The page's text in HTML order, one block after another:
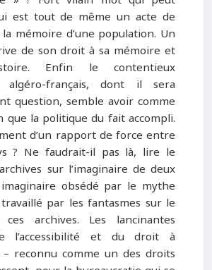
est tout de même un acte de
mémoire d’une population. Un
de son droit à sa mémoire et
Enfin le contentieux
algéro-français, dont il sera
question, semble avoir comme
que la politique du fait accompli.
d’un rapport de force entre
? Ne faudrait-il pas là, lire le
sur l’imaginaire de deux
obsédé par le mythe
par les fantasmes sur le
archives. Les lancinantes
l’accessibilité et du droit à
– reconnu comme un des droits